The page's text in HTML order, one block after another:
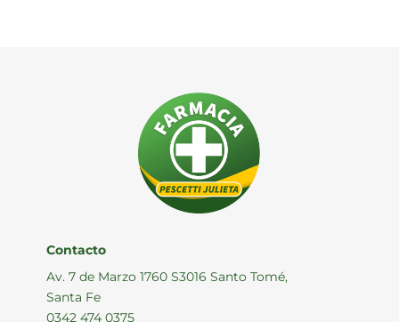
Contacto
Av. 7 de Marzo 1760 S3016 Santo Tomé,
Santa Fe
0342 474 0375